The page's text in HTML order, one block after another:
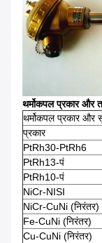
थर्मोकपल प्रकार और
थर्मोकपल प्रकार और
प्रकार
PtRh30-PtRh6
PtRh13-पं
PtRh10-पं
NiCr-NISI
NiCr-CuNi (निरंतर)
Fe-CuNi (निरंतर)
Cu-CuNi (निरंतर)